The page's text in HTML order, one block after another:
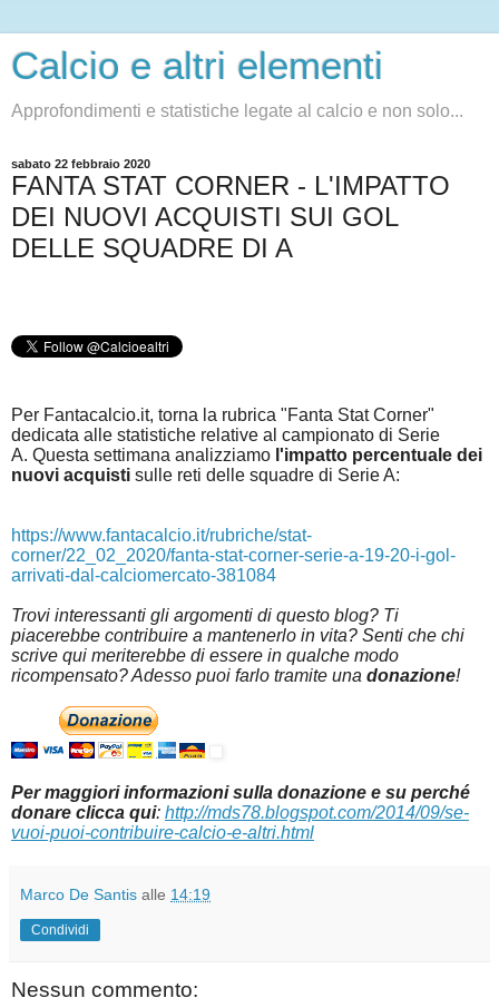
Calcio e altri elementi
Approfondimenti e statistiche legate al calcio e non solo...
sabato 22 febbraio 2020
FANTA STAT CORNER - L'IMPATTO
DEI NUOVI ACQUISTI SUI GOL
DELLE SQUADRE DI A
Per Fantacalcio.it, torna la rubrica "Fanta Stat Corner"
dedicata alle statistiche relative al campionato di Serie
A. Questa settimana analizziamo l'impatto percentuale dei
nuovi acquisti sulle reti delle squadre di Serie A:
https://www.fantacalcio.it/rubriche/stat-
corner/22_02_2020/fanta-stat-corner-serie-a-19-20-i-gol-
arrivati-dal-calciomercato-381084
Trovi interessanti gli argomenti di questo blog? Ti
piacerebbe contribuire a mantenerlo in vita? Senti che chi
scrive qui meriterebbe di essere in qualche modo
ricompensato? Adesso puoi farlo tramite una donazione!
Per maggiori informazioni sulla donazione e su perché
donare clicca qui: http://mds78.blogspot.com/2014/09/se-
vuoi-puoi-contribuire-calcio-e-altri.html
Marco De Santis alle 14:19
Condividi
Nessun commento: